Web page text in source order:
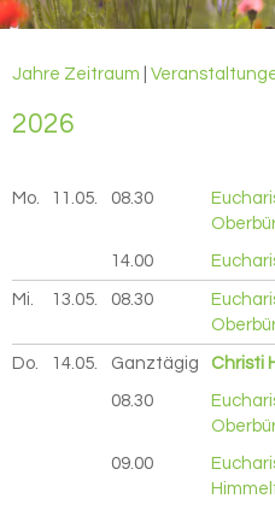
Jahre Zeitraum
2026
Mo. 11.05. 2026
08.30
14.00
Mi. 13.05. 2026
08.30
Do. 14.05. 2026
Ganztägig Christi
08.30
09.00